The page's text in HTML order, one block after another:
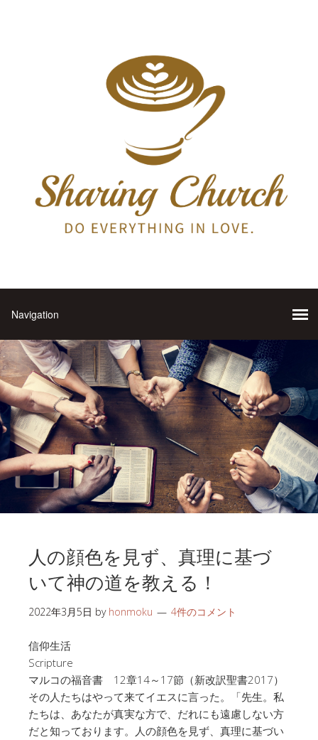
人の顔色を見ず、真理に基づ
いて神の道を教える！
2022年3月5日 by honmoku 4件のコメント
信仰生活
Scripture
マルコの福音書 12章14～17節（新改訳聖書2017）
その人たちはやって来てイエスに言った。「先生。私
たちは、あなたが真実な方で、だれにも遠慮しない方
だと知っております。人の顔色を見ず、真理に基づい